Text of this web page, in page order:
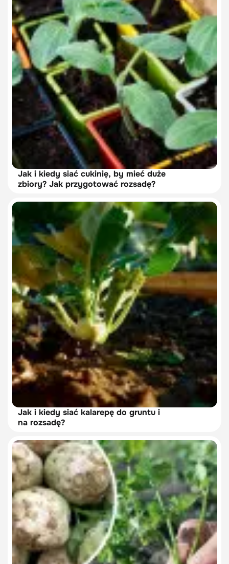
Jak i kiedy siać cukinię, by mieć duże
zbiory? Jak przygotować rozsadę?
Jak i kiedy siać kalarepę do gruntu i
na rozsadę?